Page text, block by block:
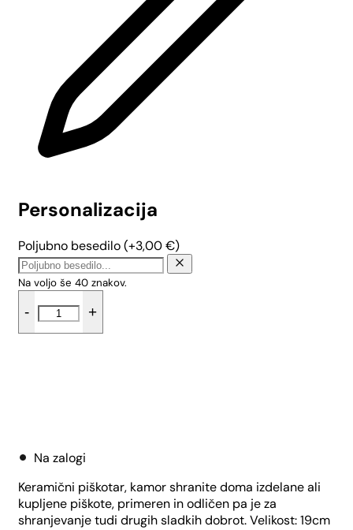
Personalizacija
Poljubno besedilo(+3,00€)
Na voljo še 40 znakov.
-
okrogli
piškotnik
+
Na zalogi
Keramični piškotar, kamor shranite doma izdelane ali
kupljene piškote, primeren in odličen pa je za
shranjevanje tudi drugih sladkih dobrot. Velikost: 19cm